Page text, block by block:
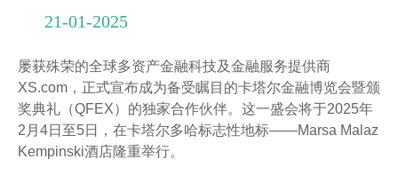
21-01-2025
屡获殊荣的全球多资产金融科技及金融服务提供商
XS.com，正式宣布成为备受瞩目的卡塔尔金融博览会暨颁
奖典礼（QFEX）的独家合作伙伴。这一盛会将于2025年
2月4日至5日，在卡塔尔多哈标志性地标——Marsa Malaz
Kempinski酒店隆重举行。